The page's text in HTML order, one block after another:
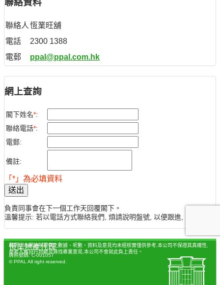
聯絡人 恆業旺舖
電話
2300 1388
電郵
ppal@ppal.com.hk
網上查詢
閣下姓名*:
聯絡電話*:
電郵:
備註:
「*」為必填資料
送出
負責同事會在下一個工作天回覆閣下。
溫馨提示: 若以電話方式聯絡我們, 煩請說明盤號, 以便跟進, 謝謝。
聲明：本網站所提供之數據、呎數、資料及意見均未經核實僅供參考,本公司不保證其真確性,
參考人應自行判斷及尋找專業意見,本公司不會就此負上責任。
恆業地產代理
牌照號碼: C-001057
© PPAL All right reserved.